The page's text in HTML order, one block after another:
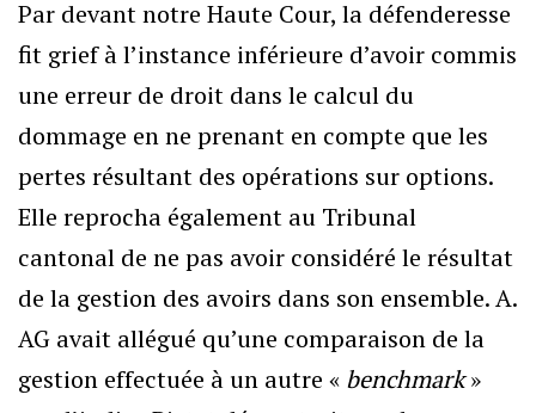
Par devant notre Haute Cour, la défenderesse
fit grief à l’instance inférieure d’avoir commis
une erreur de droit dans le calcul du
dommage en ne prenant en compte que les
pertes résultant des opérations sur options.
Elle reprocha également au Tribunal
cantonal de ne pas avoir considéré le résultat
de la gestion des avoirs dans son ensemble. A.
AG avait allégué qu’une comparaison de la
gestion effectuée à un autre « benchmark»